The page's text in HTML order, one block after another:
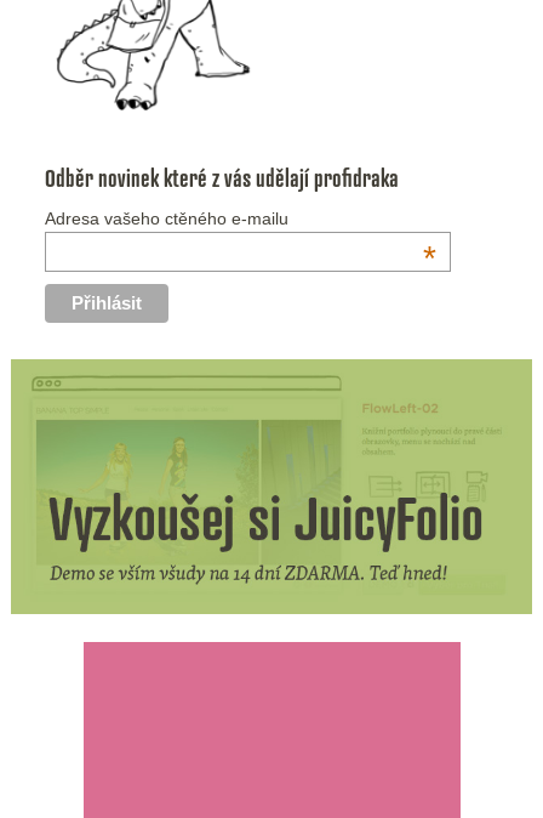
Odběr novinek které z vás udělají profidraka
Adresa vašeho ctěného e-mailu
*